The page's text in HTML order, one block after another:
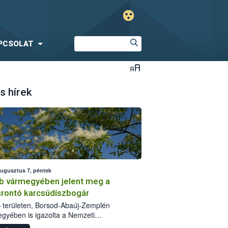
hírek
7, péntek
vármegyében jelent meg a
karcsúdíszbogár
területen, Borsod-Abaúj-Zemplén
is igazolta a Nemzeti
biztonsági Hivatal (Nébih) a